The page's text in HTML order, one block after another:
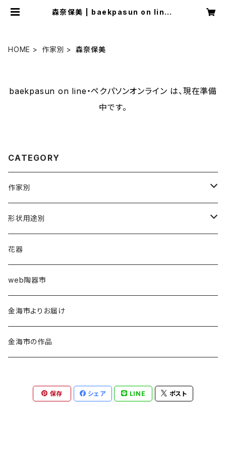
森奈保美 | baekpasun on line・
HOME 作家別 森奈保美
baekpasun on line・ペクパソンオンライン は、現在準備
中です。
CATEGORY
作家別
大隈美佳
佐藤恵
中原真希
西田ゆか
盧眞珠（ノ ジンジュ）
森奈保美
形状用途別
カップ類
皿類
鉢類
ポット・急須
ぐいのみ
花器
web陶器市
金海市よりお届け
金海市の作品
保存 シェア LINE ポスト